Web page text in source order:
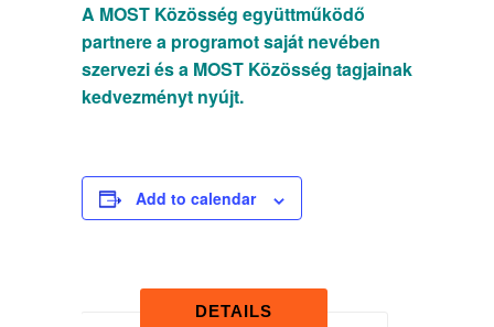
A MOST Közösség együttműködő
partnere a programot saját nevében
szervezi és a MOST Közösség tagjainak
kedvezményt nyújt.
Add to calendar
DETAILS